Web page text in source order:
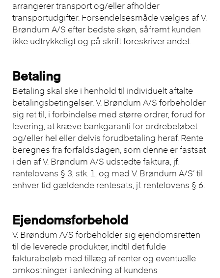
arrangerer transport og/eller afholder
transportudgifter. Forsendelsesmåde vælges af V.
Brøndum A/S efter bedste skøn, såfremt kunden
ikke udtrykkeligt og på skrift foreskriver andet.
Betaling
Betaling skal ske i henhold til individuelt aftalte
betalingsbetingelser. V. Brøndum A/S forbeholder
sig ret til, i forbindelse med større ordrer, forud for
levering, at kræve bankgaranti for ordrebeløbet
og/eller hel eller delvis forudbetaling heraf. Rente
beregnes fra forfaldsdagen, som denne er fastsat
i den af V. Brøndum A/S udstedte faktura, jf.
rentelovens § 3, stk. 1, og med V. Brøndum A/S’ til
enhver tid gældende rentesats, jf. rentelovens § 6.
Ejendomsforbehold
V. Brøndum A/S forbeholder sig ejendomsretten
til de leverede produkter, indtil det fulde
fakturabeløb med tillæg af renter og eventuelle
omkostninger i anledning af kundens